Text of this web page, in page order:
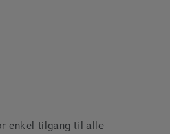
enkel tilgang til alle